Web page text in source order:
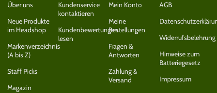
Über uns
Neue Produkte
im Headshop
Markenverzeichnis
(A bis Z)
Staff Picks
Magazin
Kundenservice
kontaktieren
Kundenbewertungen
lesen
Mein Konto
Meine
Bestellungen
Fragen &
Antworten
Zahlung &
Versand
AGB
Widerrufsbelehrung
Hinweise zum
Batteriegesetz
Impressum